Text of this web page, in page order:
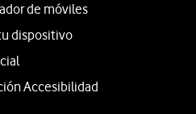
de móviles
dispositivo
Accesibilidad